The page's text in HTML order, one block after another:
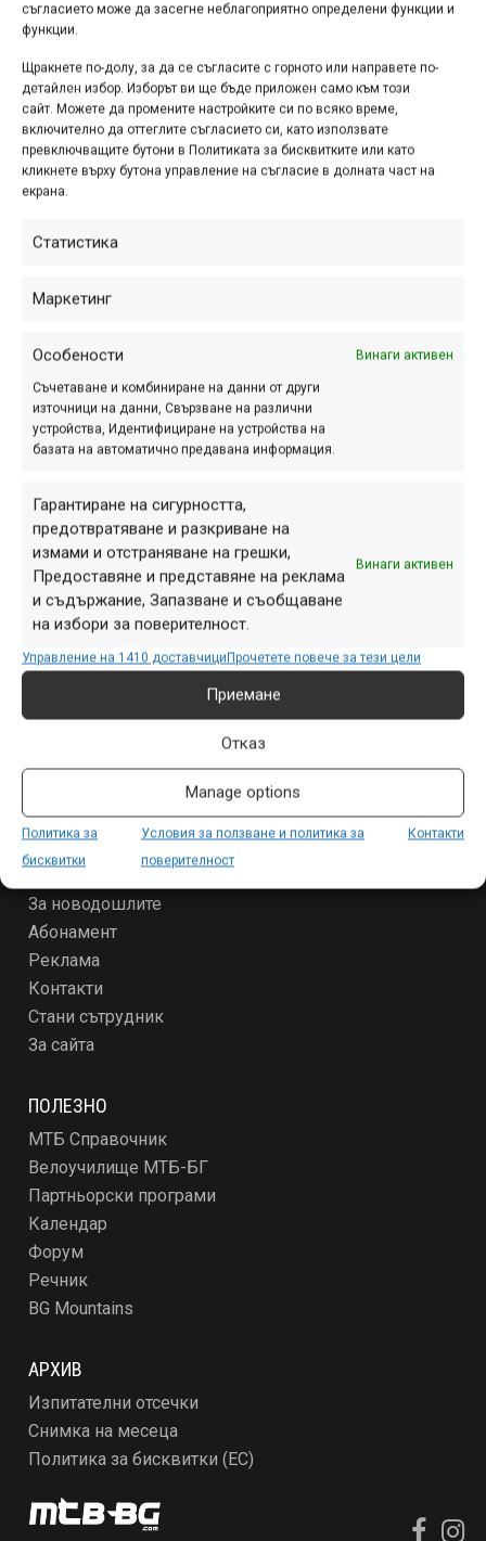
съгласието може да засегне неблагоприятно определени функции и
функции.
Щракнете по-долу, за да се съгласите с горното или направете по-
детайлен избор. Изборът ви ще бъде приложен само към този
сайт. Можете да промените настройките си по всяко време,
включително да оттеглите съгласието си, като използвате
превключващите бутони в Политиката за бисквитките или като
кликнете върху бутона управление на съгласие в долната част на
екрана.
Статистика
Маркетинг
Особености Винаги активен
Съчетаване и комбиниране на данни от други
източници на данни, Свързване на различни
устройства, Идентифициране на устройства на
базата на автоматично предавана информация.
Гарантиране на сигурността,
предотвратяване и разкриване на
измами и отстраняване на грешки,
Предоставяне и представяне на реклама
и съдържание, Запазване и съобщаване
на избори за поверителност.
Винаги активен
Управление на 1410 доставчициПрочетете повече за тези цели
Приемане
Отказ
Manage options
Политика за
бисквитки
Условия за ползване и политика за
поверителност
Контакти
Реклама
Етикети:2023,видео, компилация,Тито Томаси
Навигация
Предишна
ПАРТНЬОРИ
СЕКЦИИ
Начало
Събития
ЗА МТБ-БГ
Условия за ползване и политика за поверителност
За новодошлите
Абонамент
Реклама
Контакти
Стани сътрудник
За сайта
ПОЛЕЗНО
МТБ Справочник
Велоучилище МТБ-БГ
Партньорски програми
Календар
Форум
Речник
BG Mountains
АРХИВ
Изпитателни отсечки
Снимка на месеца
Политика за бисквитки (ЕС)